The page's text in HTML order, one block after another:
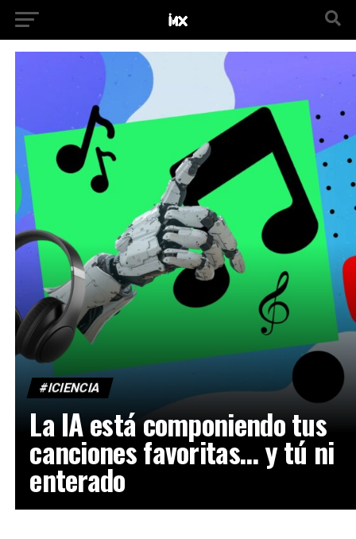
#ICIENCIA
La IA está componiendo tus
canciones favoritas… y tú ni
enterado